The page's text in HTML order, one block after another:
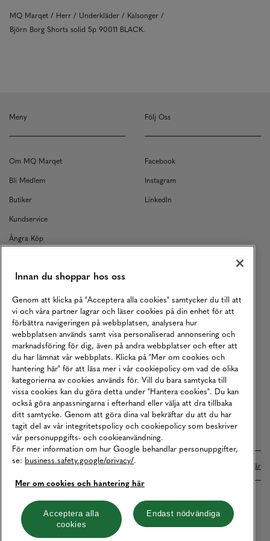
MQ Marqet Herr Underkläder
Kalsonger
Björn Borg Shorts solid 5p 90011 BLACK.
Meny
Om MQ Marqet
Bli Medlem
Butiker
Kundservice
Ångra Köp
Returer
Köpvillkor
Karriär
Vårt Ansvar
Våra Tjänster
Press
Studentrabatt
B2B
Tillgänglighetsredogörelse
Följ Oss
Facebook
Instagram
LinkedIn
Betalningar online sköts i samarbete med Klarna. Läs mer här
Cookies Integritetspolicy
Hantera cookies
Innan du shoppar hos oss
Genom att klicka på "Acceptera alla cookies" samtycker du till att
vi och våra partner lagrar och läser cookies på din enhet för att
förbättra navigeringen på webbplatsen, analysera hur
webbplatsen används samt visa personaliserad annonsering och
marknadsföring för dig, även på andra webbplatser och efter att
du har lämnat vår webbplats. Klicka på "Mer om cookies och
hantering här" för att läsa mer i vår cookiepolicy om vad de olika
kategorierna av cookies används för. Vill du bara samtycka till
vissa cookies kan du göra detta under "Hantera cookies". Du kan
också göra anpassningarna i efterhand eller välja att dra tillbaka
ditt samtycke. Genom att göra dina val bekräftar du att du har
tagit del av vår integritetspolicy och cookiepolicy som beskriver
vår personuppgifts- och cookieanvändning.
För mer information om hur Google behandlar personuppgifter,
se: business.safety.google/privacy/.
Mer om cookies och hantering här
Acceptera alla
cookies
Endast nödvändiga